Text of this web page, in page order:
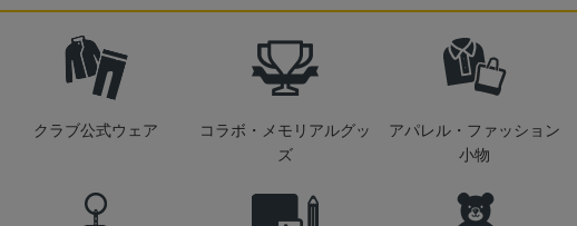
クラブ公式ウェア
コラボ・メモリアルグッ
ズ
アパレル・ファッション
小物